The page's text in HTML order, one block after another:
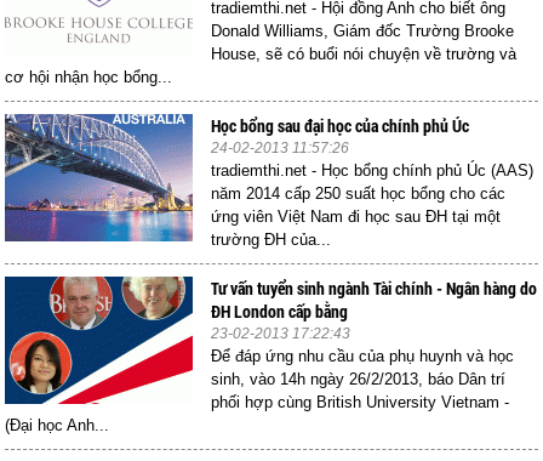
tradiemthi.net - Hội đồng Anh cho biết ông
Donald Williams, Giám đốc Trường Brooke
House, sẽ có buổi nói chuyện về trường và
cơ hội nhận học bổng...
Học bổng sau đại học của chính phủ Úc
24-02-2013 11:57:26
tradiemthi.net - Học bổng chính phủ Úc (AAS)
năm 2014 cấp 250 suất học bổng cho các
ứng viên Việt Nam đi học sau ĐH tại một
trường ĐH của...
Tư vấn tuyển sinh ngành Tài chính - Ngân hàng do
ĐH London cấp bằng
23-02-2013 17:22:43
Để đáp ứng nhu cầu của phụ huynh và học
sinh, vào 14h ngày 26/2/2013, báo Dân trí
phối hợp cùng British University Vietnam -
(Đại học Anh...